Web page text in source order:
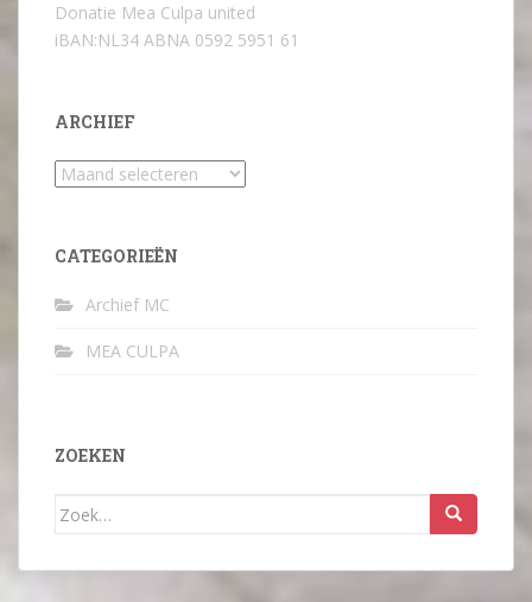
Donatie Mea Culpa united
iBAN:NL34 ABNA 0592 5951 61
ARCHIEF
Archief
CATEGORIEËN
Archief MC
MEA CULPA
ZOEKEN
Zoek